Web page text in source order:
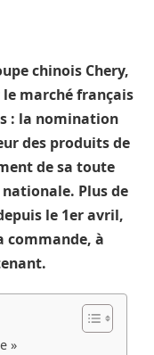
chinois Chery,
marché français
: la nomination
des produits de
de sa toute
Plus de
le 1er avril,
commande, à
»